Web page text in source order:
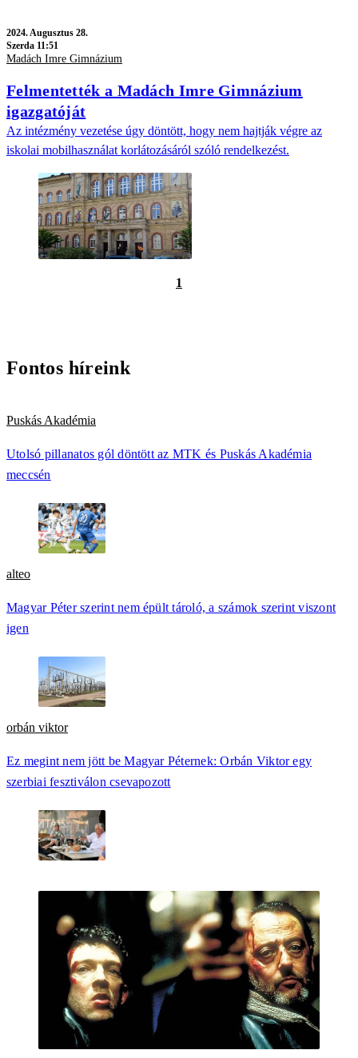
2024.Augusztus 28.
Szerda 11:51
Madách Imre Gimnázium
Felmentették a Madách Imre Gimnázium
igazgatóját
Az intézmény vezetése úgy döntött, hogy nem hajtják végre az
iskolai mobilhasználat korlátozásáról szóló rendelkezést.
1
Fontos híreink
Puskás Akadémia
Utolsó pillanatos gól döntött az MTK és Puskás Akadémia
meccsén
alteo
Magyar Péter szerint nem épült tároló, a számok szerint viszont
igen
orbán viktor
Ez megint nem jött be Magyar Péternek: Orbán Viktor egy
szerbiai fesztiválon csevapozott